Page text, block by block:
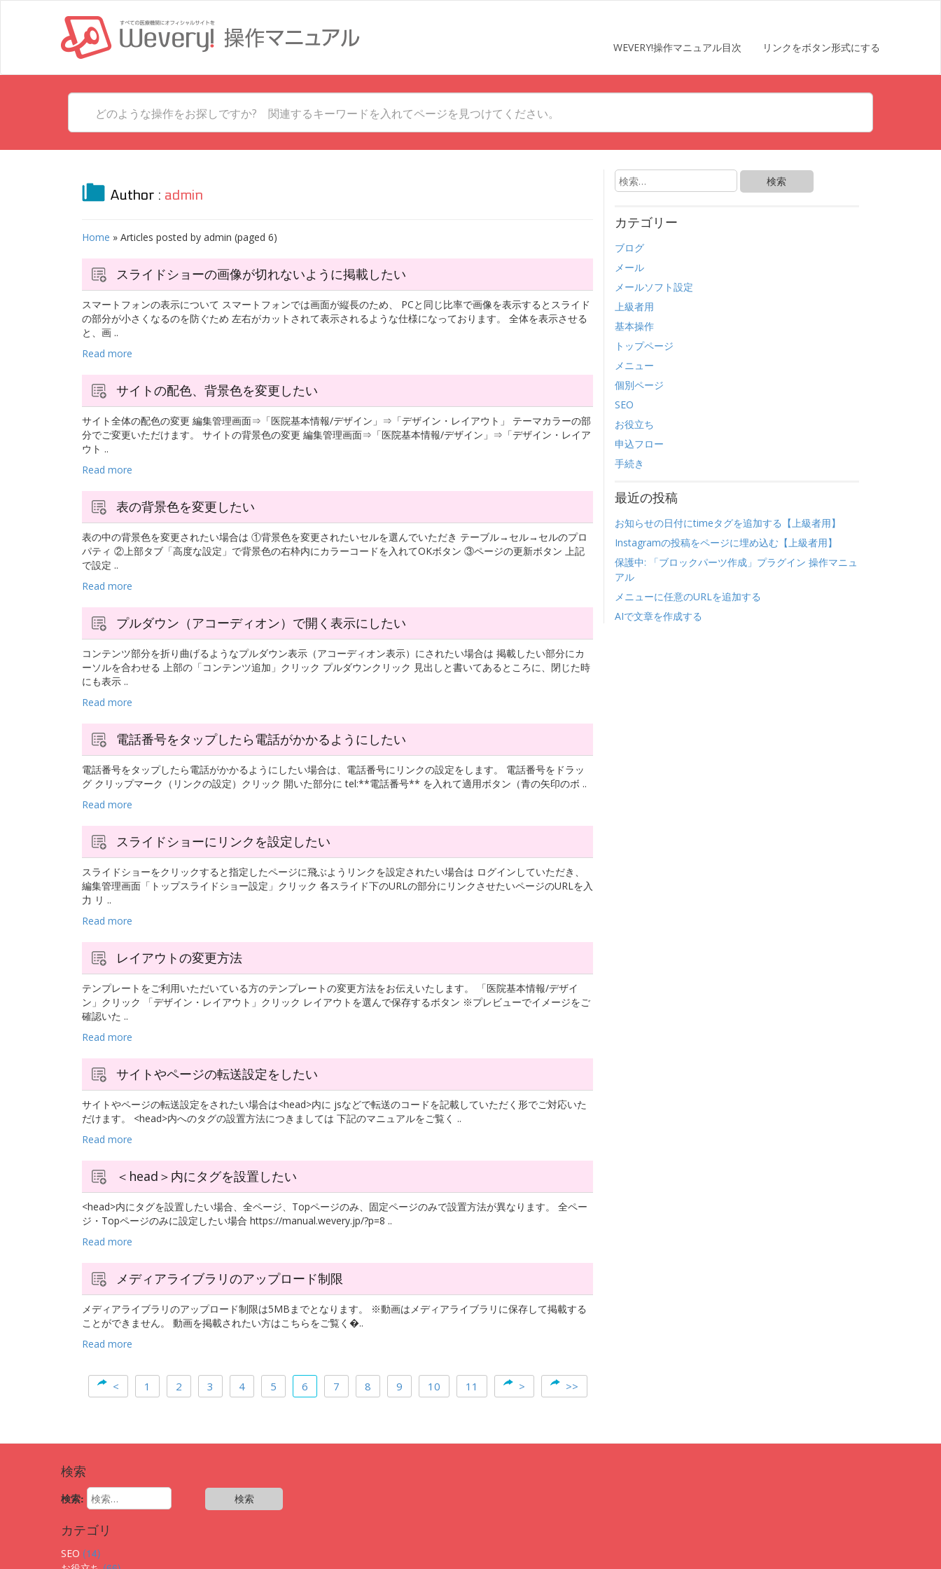
WEVERY!操作マニュアル目次 リンクをボタン形式にする
Author : admin
Home » Articles posted by admin (paged 6)
スライドショーの画像が切れないように掲載したい
スマートフォンの表示について スマートフォンでは画面が縦長のため、 PCと同じ比率で画像を表示するとスライド
の部分が小さくなるのを防ぐため 左右がカットされて表示されるような仕様になっております。 全体を表示させる
と、画 ..
Read more
サイトの配色、背景色を変更したい
サイト全体の配色の変更 編集管理画面⇒「医院基本情報/デザイン」⇒「デザイン・レイアウト」 テーマカラーの部
分でご変更いただけます。 サイトの背景色の変更 編集管理画面⇒「医院基本情報/デザイン」⇒「デザイン・レイア
ウト ..
Read more
表の背景色を変更したい
表の中の背景色を変更されたい場合は ①背景色を変更されたいセルを選んでいただき テーブル→セル→セルのプロ
パティ ②上部タブ「高度な設定」で背景色の右枠内にカラーコードを入れてOKボタン ③ページの更新ボタン 上記
で設定 ..
Read more
プルダウン（アコーディオン）で開く表示にしたい
コンテンツ部分を折り曲げるようなプルダウン表示（アコーディオン表示）にされたい場合は 掲載したい部分にカ
ーソルを合わせる 上部の「コンテンツ追加」クリック プルダウンクリック 見出しと書いてあるところに、閉じた時
にも表示 ..
Read more
電話番号をタップしたら電話がかかるようにしたい
電話番号をタップしたら電話がかかるようにしたい場合は、電話番号にリンクの設定をします。 電話番号をドラッ
グ クリップマーク（リンクの設定）クリック 開いた部分に tel:**電話番号** を入れて適用ボタン（青の矢印のボ ..
Read more
スライドショーにリンクを設定したい
スライドショーをクリックすると指定したページに飛ぶようリンクを設定されたい場合は ログインしていただき、
編集管理画面「トップスライドショー設定」クリック 各スライド下のURLの部分にリンクさせたいページのURLを入
力 リ ..
Read more
レイアウトの変更方法
テンプレートをご利用いただいている方のテンプレートの変更方法をお伝えいたします。 「医院基本情報/デザイ
ン」クリック 「デザイン・レイアウト」クリック レイアウトを選んで保存するボタン ※プレビューでイメージをご
確認いた ..
Read more
サイトやページの転送設定をしたい
サイトやページの転送設定をされたい場合は<head>内に jsなどで転送のコードを記載していただく形でご対応いた
だけます。 <head>内へのタグの設置方法につきましては 下記のマニュアルをご覧く ..
Read more
＜head＞内にタグを設置したい
<head>内にタグを設置したい場合、全ページ、Topページのみ、固定ページのみで設置方法が異なります。 全ペー
ジ・Topページのみに設定したい場合 https://manual.wevery.jp/?p=8 ..
Read more
メディアライブラリのアップロード制限
メディアライブラリのアップロード制限は5MBまでとなります。 ※動画はメディアライブラリに保存して掲載する
ことができません。 動画を掲載されたい方はこちらをご覧く�..
Read more
< 1 2 3 4 5 6 7 8 9 10 11 > >>
最近の投稿
お知らせの日付にtimeタグを追加する【上級者用】
Instagramの投稿をページに埋め込む【上級者用】
保護中: 「ブロックパーツ作成」プラグイン 操作マニュ
アル
メニューに任意のURLを追加する
AIで文章を作成する
カテゴリー
SEO
お役立ち
トップページ
ブログ
メール
メールソフト設定
メニュー
上級者用
個別ページ
基本操作
手続き
申込フロー
検索
検索:
カテゴリ
SEO (14)